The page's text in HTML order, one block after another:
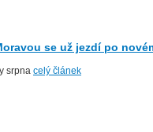
se už jezdí po
srpna celý článek